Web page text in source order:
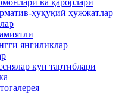
ҳуқуқий ҳужжатлар
янгиликлар
кун тартиблари